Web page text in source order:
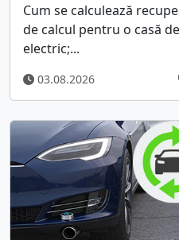
Cum se calculează
de calcul pentru o casă
electric;...
03.08.2026